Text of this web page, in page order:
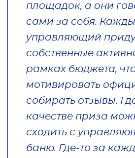
площадок, а они
сами за себя.
управляющий
собственные
рамках бюджета,
мотивировать
собирать отзывы.
качестве приза
сходить с
баню. Где-то за